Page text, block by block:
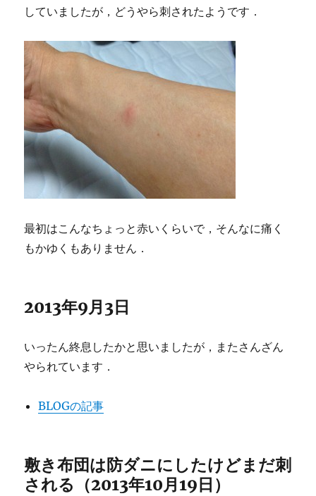
していましたが，どうやら刺されたようです．
最初はこんなちょっと赤いくらいで，そんなに痛く
もかゆくもありません．
2013年9月3日
いったん終息したかと思いましたが，またさんざん
やられています．
BLOGの記事
敷き布団は防ダニにしたけどまだ刺
される（2013年10月19日）